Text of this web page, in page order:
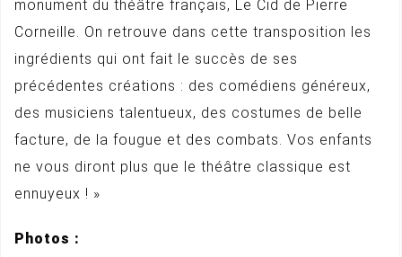
monument du théâtre français, Le Cid de Pierre
Corneille. On retrouve dans cette transposition les
ingrédients qui ont fait le succès de ses
précédentes créations : des comédiens généreux,
des musiciens talentueux, des costumes de belle
facture, de la fougue et des combats. Vos enfants
ne vous diront plus que le théâtre classique est
ennuyeux ! »
Photos :